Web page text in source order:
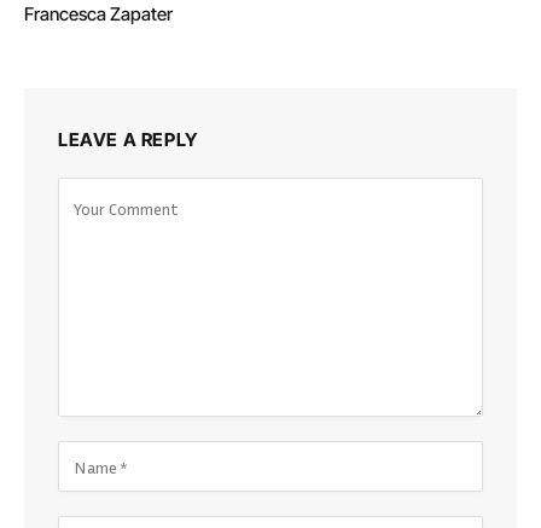
Francesca Zapater
LEAVE A REPLY